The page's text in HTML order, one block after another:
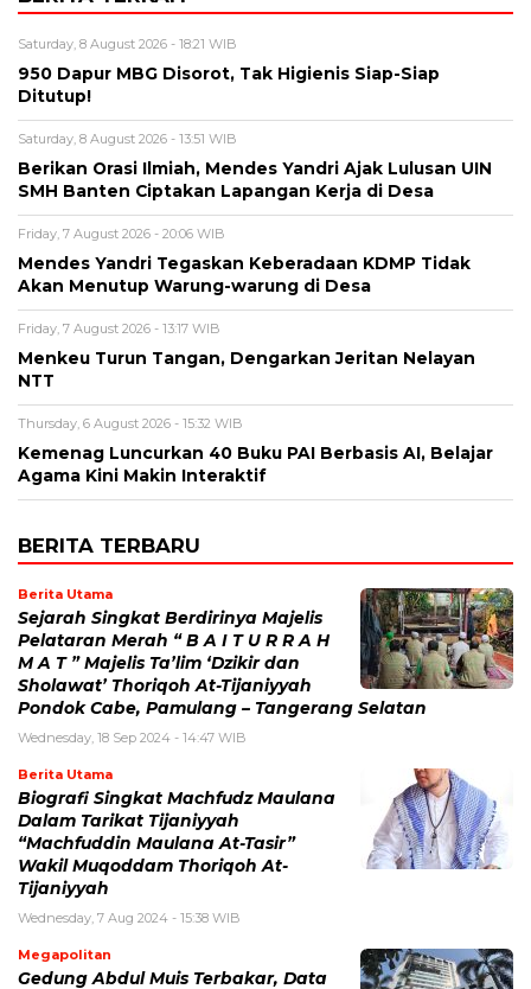
Saturday, 8 August 2026 - 18:21 WIB
950 Dapur MBG Disorot, Tak Higienis Siap-Siap
Ditutup!
Saturday, 8 August 2026 - 13:51 WIB
Berikan Orasi Ilmiah, Mendes Yandri Ajak Lulusan UIN
SMH Banten Ciptakan Lapangan Kerja di Desa
Friday, 7 August 2026 - 20:06 WIB
Mendes Yandri Tegaskan Keberadaan KDMP Tidak
Akan Menutup Warung-warung di Desa
Friday, 7 August 2026 - 13:17 WIB
Menkeu Turun Tangan, Dengarkan Jeritan Nelayan
NTT
Thursday, 6 August 2026 - 15:32 WIB
Kemenag Luncurkan 40 Buku PAI Berbasis AI, Belajar
Agama Kini Makin Interaktif
BERITA TERBARU
Berita Utama
Sejarah Singkat Berdirinya Majelis
Pelataran Merah “ B A I T U R R A H
M A T ” Majelis Ta’lim ‘Dzikir dan
Sholawat’ Thoriqoh At-Tijaniyyah
Pondok Cabe, Pamulang – Tangerang Selatan
Wednesday, 18 Sep 2024 - 14:47 WIB
Berita Utama
Biografi Singkat Machfudz Maulana
Dalam Tarikat Tijaniyyah
“Machfuddin Maulana At-Tasir”
Wakil Muqoddam Thoriqoh At-
Tijaniyyah
Wednesday, 7 Aug 2024 - 15:38 WIB
Megapolitan
Gedung Abdul Muis Terbakar, Data